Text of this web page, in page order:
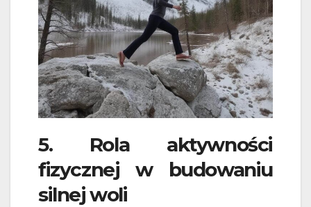
5. Rola aktywności
fizycznej w budowaniu
silnej woli